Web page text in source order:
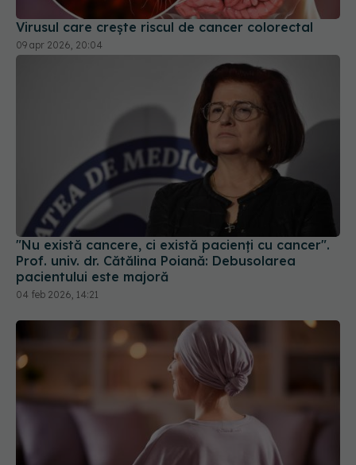
09 apr 2026, 20:04
"Nu există cancere, ci există pacienți cu cancer".
Prof. univ. dr. Cătălina Poiană: Debusolarea
pacientului este majoră
04 feb 2026, 14:21